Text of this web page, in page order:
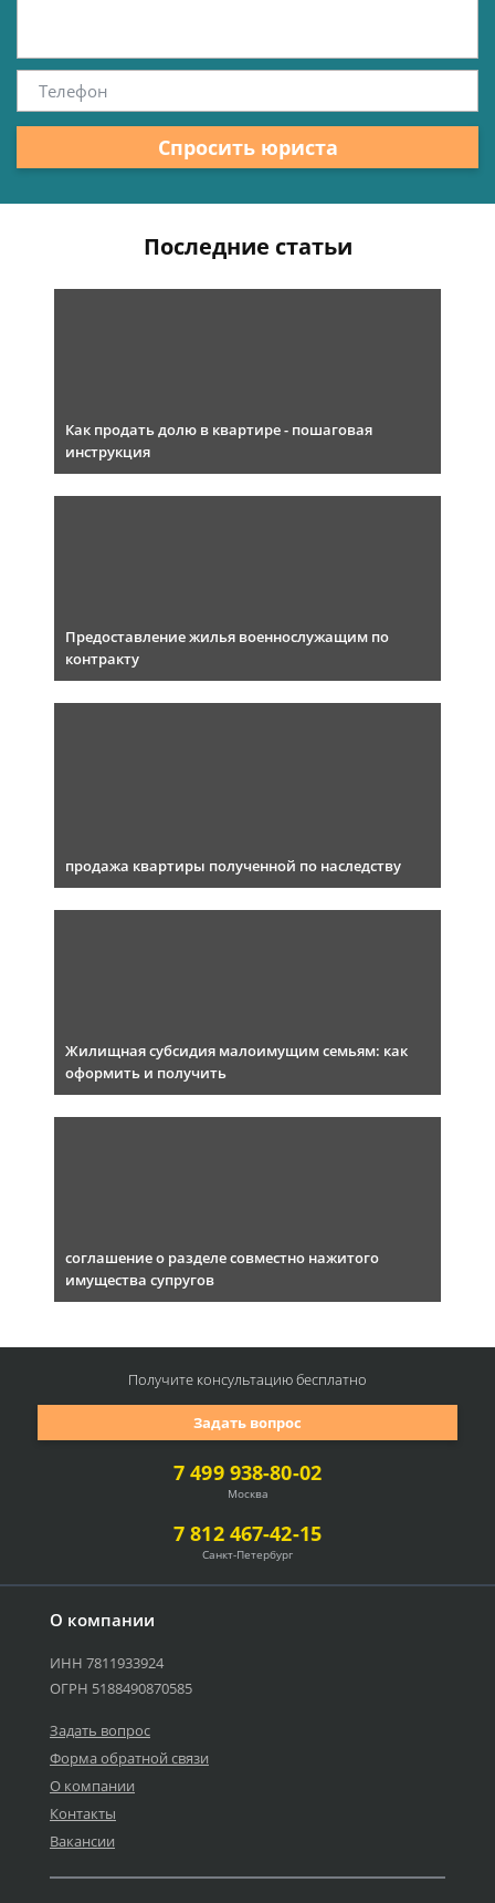
Спросить юриста
Последние статьи
Как продать долю в квартире - пошаговая
инструкция
Предоставление жилья военнослужащим по
контракту
продажа квартиры полученной по наследству
Жилищная субсидия малоимущим семьям: как
оформить и получить
соглашение о разделе совместно нажитого
имущества супругов
О компании
ИНН 7811933924
ОГРН 5188490870585
Задать вопрос
Форма обратной связи
О компании
Контакты
Вакансии
7 499 938-80-02
Москва
7 812 467-42-15
Санкт-Петербург
Задать вопрос
Получите консультациюбесплатно